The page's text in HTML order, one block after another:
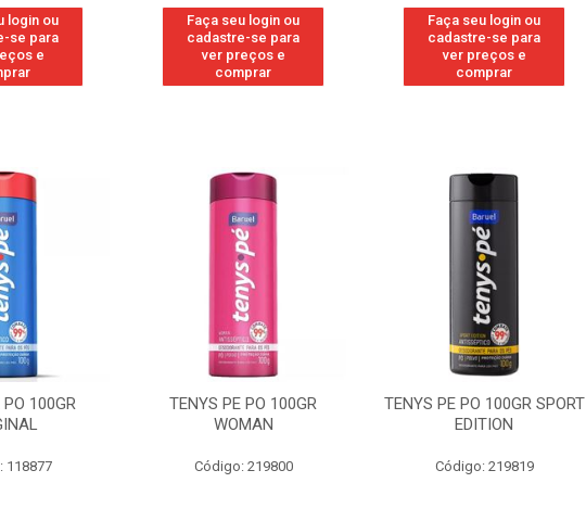
login ou
se para
e
Faça seu login ou
cadastre-se para
ver preços e
comprar
Faça seu login ou
cadastre-se para
ver preços e
comprar
100GR
118877
TENYS PE PO 100GR
WOMAN
Código: 219800
TENYS PE PO 100GR SPORT
EDITION
Código: 219819